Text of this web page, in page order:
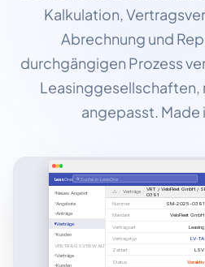
Kalkulation,
Abrechnung und
durchgängigen Prozess
Leasinggesellschaften,
angepasst. Made